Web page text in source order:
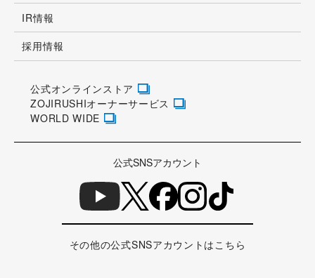
IR情報
採用情報
公式オンラインストア
ZOJIRUSHIオーナーサービス
WORLD WIDE
公式SNSアカウント
その他の公式SNSアカウントはこちら